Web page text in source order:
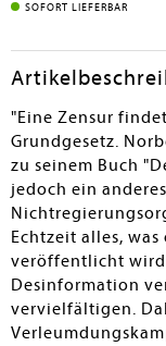
SOFORT LIEFERBAR
"Eine Zensur
Grundgesetz.
zu seinem Buch
jedoch ein
Echtzeit alles,
veröffentlicht
Desinformation
vervielfältigen.